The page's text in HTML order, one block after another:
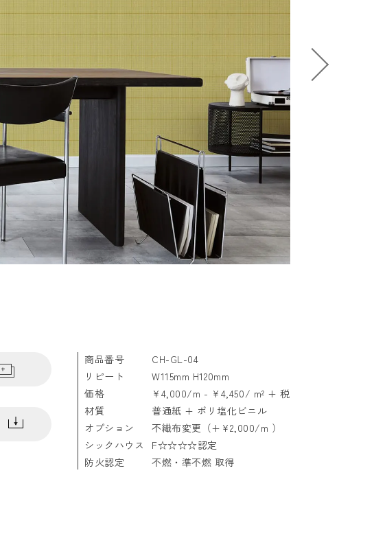
商品番号
CH-GL-04
リピート
W115mm H120mm
価格
¥4,000/m - ¥4,450/ m² + 税
材質
普通紙 + ポリ塩化ビニル
オプション
不織布変更（+¥2,000/m ）
シックハウス
F☆☆☆☆認定
防火認定
不燃・準不燃 取得